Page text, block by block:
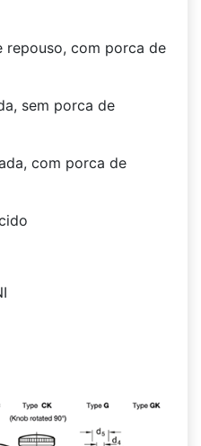
repouso, com porca de
sem porca de
com porca de